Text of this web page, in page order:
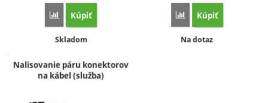
Porovnať
Kúpiť
Dostupnosť:
Skladom
Porovnať
Kúpiť
Dostupnosť:
Na dotaz
Nalisovanie páru konektorov
na kábel (služba)